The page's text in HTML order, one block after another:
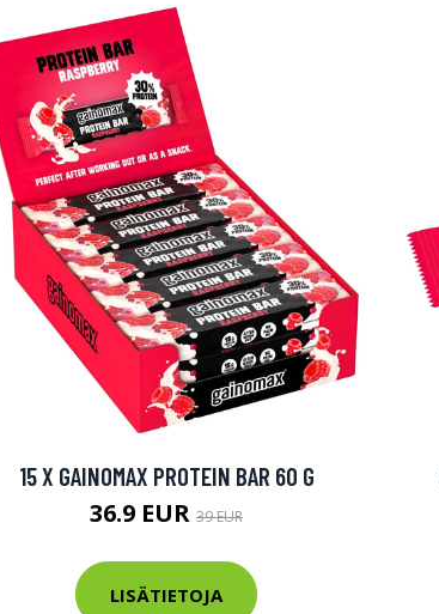
15 X GAINOMAX PROTEIN BAR 60 G
36.9 EUR 39 EUR
LISÄTIETOJA
-20 %!